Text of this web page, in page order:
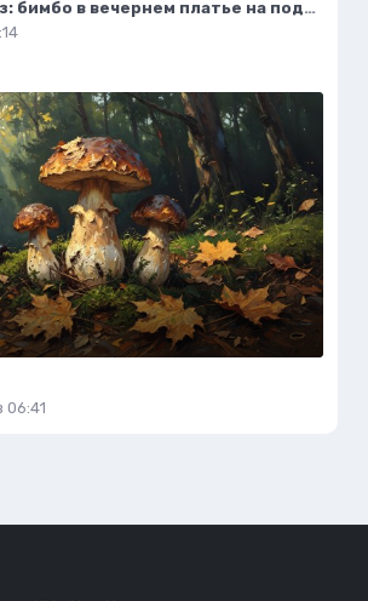
Роскошный образ: бимбо в вечернем платье на подиуме. Генерация из нейронной сети Flux 1
06:41